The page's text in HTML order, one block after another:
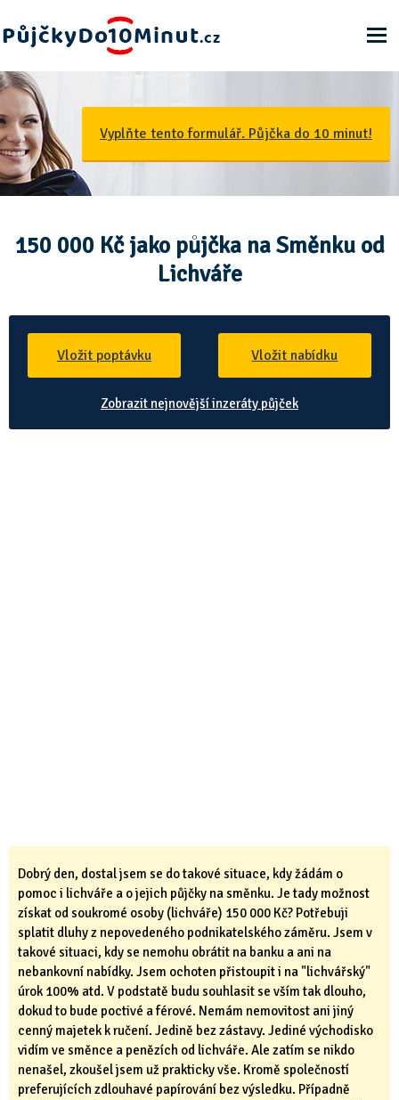
Vyplňte tento formulář. Půjčka do 10 minut!
150 000 Kč jako půjčka na Směnku od
Lichváře
Vložit poptávku Vložit nabídku
Zobrazit nejnovější inzeráty půjček
Dobrý den, dostal jsem se do takové situace, kdy žádám o
pomoc i lichváře a o jejich půjčky na směnku. Je tady možnost
získat od soukromé osoby (lichváře) 150 000 Kč? Potřebuji
splatit dluhy z nepovedeného podnikatelského záměru. Jsem v
takové situaci, kdy se nemohu obrátit na banku a ani na
nebankovní nabídky. Jsem ochoten přistoupit i na "lichvářský"
úrok 100% atd. V podstatě budu souhlasit se vším tak dlouho,
dokud to bude poctivé a férové. Nemám nemovitost ani jiný
cenný majetek k ručení. Jedině bez zástavy. Jediné východisko
vidím ve směnce a penězích od lichváře. Ale zatím se nikdo
nenašel, zkoušel jsem už prakticky vše. Kromě společností
preferujících zdlouhavé papírování bez výsledku. Případně